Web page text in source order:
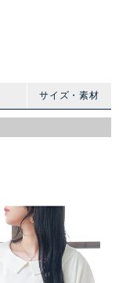
サイズ・素材